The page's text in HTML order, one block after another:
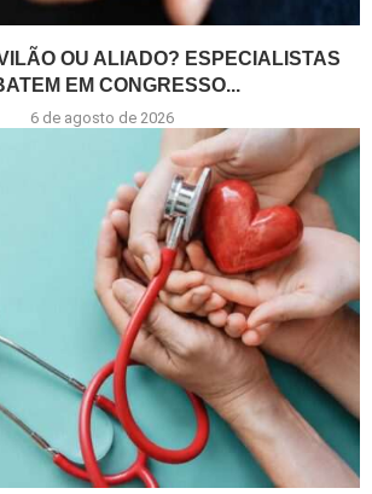
OU ALIADO? ESPECIALISTAS
EM CONGRESSO...
6 de agosto de 2026